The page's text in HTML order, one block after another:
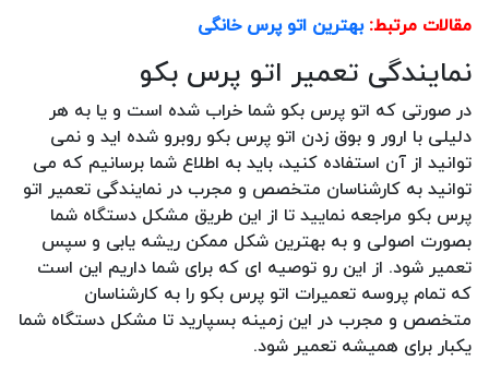
مقالات مرتبط: بهترین اتو پرس خانگی
نمایندگی تعمیر اتو پرس بکو
در صورتی که اتو پرس بکو شما خراب شده است و یا به هر
دلیلی با ارور و بوق زدن اتو پرس بکو روبرو شده اید و نمی
توانید از آن استفاده کنید، باید به اطلاع شما برسانیم که می
توانید به کارشناسان متخصص و مجرب در نمایندگی تعمیر اتو
پرس بکو مراجعه نمایید تا از این طریق مشکل دستگاه شما
بصورت اصولی و به بهترین شکل ممکن ریشه یابی و سپس
تعمیر شود. از این رو توصیه ای که برای شما داریم این است
که تمام پروسه تعمیرات اتو پرس بکو را به کارشناسان
متخصص و مجرب در این زمینه بسپارید تا مشکل دستگاه شما
یکبار برای همیشه تعمیر شود.